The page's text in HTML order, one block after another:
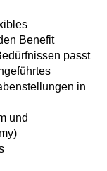
Benefit
passt
in
und